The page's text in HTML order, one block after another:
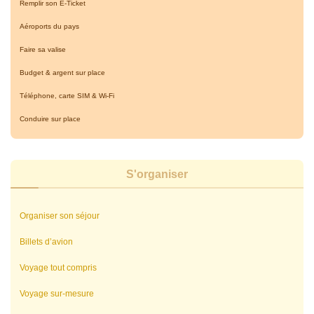
Remplir son E-Ticket
Aéroports du pays
Faire sa valise
Budget & argent sur place
Téléphone, carte SIM & Wi-Fi
Conduire sur place
S'organiser
Organiser son séjour
Billets d’avion
Voyage tout compris
Voyage sur-mesure